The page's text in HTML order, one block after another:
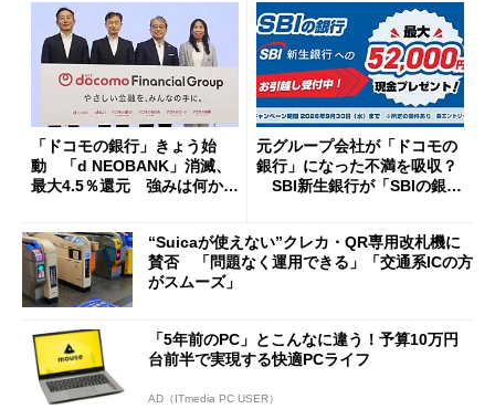
「ドコモの銀行」きょう始
動 「d NEOBANK」消滅、
最大4.5％還元 強みは何か解
元グループ会社が「ドコモの
銀行」になった不満を吸収？
SBI新生銀行が「SBIの銀
開催
“Suicaが使えない”クレカ・QR専用改札機に
賛否 「問題なく運用できる」「交通系ICの方
がスムーズ」
「5年前のPC」とこんなに違う！予算10万円
台前半で実現する快適PCライフ
AD（ITmedia PC USER）